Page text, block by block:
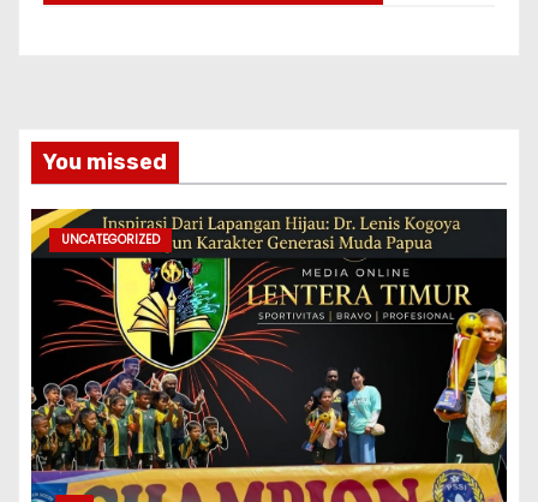
You missed
UNCATEGORIZED